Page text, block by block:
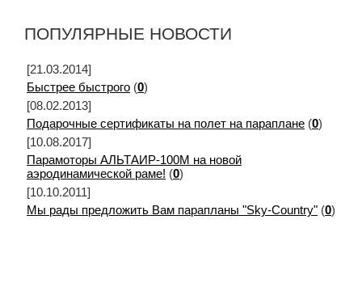
ПОПУЛЯРНЫЕ НОВОСТИ
[21.03.2014]
Быстрее быстрого (0)
[08.02.2013]
Подарочные сертификаты на полет на параплане (0)
[10.08.2017]
Парамоторы АЛЬТАИР-100М на новой
аэродинамической раме! (0)
[10.10.2011]
Мы рады предложить Вам парапланы "Sky-Country" (0)